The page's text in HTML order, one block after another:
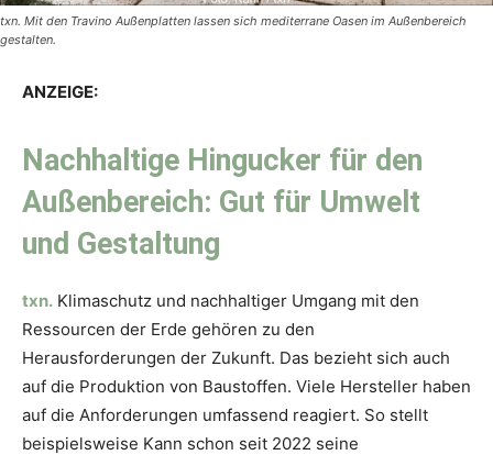
txn. Mit den Travino Außenplatten lassen sich mediterrane Oasen im Außenbereich
gestalten.
ANZEIGE:
Nachhaltige Hingucker für den
Außenbereich: Gut für Umwelt
und Gestaltung
txn. Klimaschutz und nachhaltiger Umgang mit den
Ressourcen der Erde gehören zu den
Herausforderungen der Zukunft. Das bezieht sich auch
auf die Produktion von Baustoffen. Viele Hersteller haben
auf die Anforderungen umfassend reagiert. So stellt
beispielsweise Kann schon seit 2022 seine